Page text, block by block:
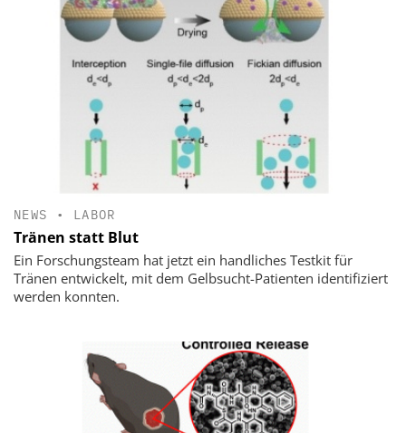
NEWS • LABOR
Tränen statt Blut
Ein Forschungsteam hat jetzt ein handliches Testkit für
Tränen entwickelt, mit dem Gelbsucht-Patienten identifiziert
werden konnten.